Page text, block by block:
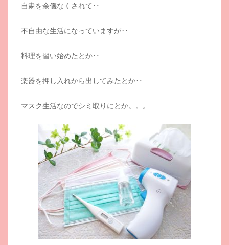
自粛を余儀なくされて‥
不自由な生活になっていますが‥
料理を習い始めたとか‥
楽器を押し入れから出してみたとか‥
マスク生活なのでシミ取りにとか。。。